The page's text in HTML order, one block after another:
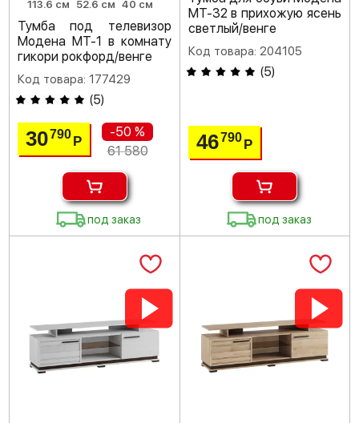
113.6 см 52.6 см 40 см
Тумба под телевизор
Модена МТ-1 в комнату
гикори рокфорд/венге
Код товара: 177429
(5)
30790Р
-50 %
61 580
под заказ
МТ-32 в прихожую ясень
светлый/венге
Код товара: 204105
(5)
46790 Р
под заказ